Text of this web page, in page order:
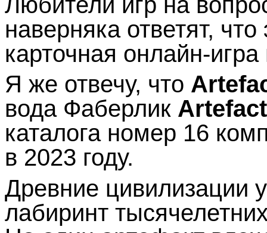
наверняка ответят,
карточная онлайн-
Я же отвечу, что
вода Фаберлик
каталога номер 16
в 2023 году.
Древние цивилизации
лабиринт